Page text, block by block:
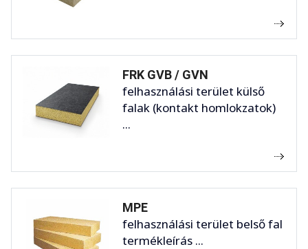
FRK GVB / GVN
felhasználási terület külső
falak (kontakt homlokzatok)
...
MPE
felhasználási terület belső fal
termékleírás ...